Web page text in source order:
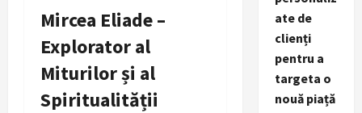
Mircea Eliade –
Explorator al
Miturilor și al
Spiritualității
ate de
clienți
pentru a
targeta o
nouă piață